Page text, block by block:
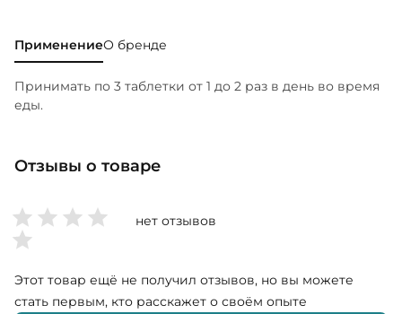
ПрименениеО бренде
Принимать по 3 таблетки от 1 до 2 раз в день во время
еды.
Отзывы о товаре
нет отзывов
Этот товар ещё не получил отзывов, но вы можете
стать первым, кто расскажет о своём опыте